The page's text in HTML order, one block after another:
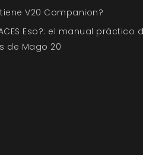
V20 Companion?
Eso?: el manual práctico
de Mago 20